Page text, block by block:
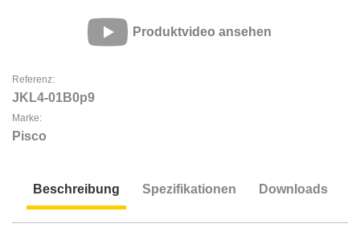
Produktvideo ansehen
Referenz:
JKL4-01B0p9
Marke:
Pisco
Beschreibung Spezifikationen Downloads